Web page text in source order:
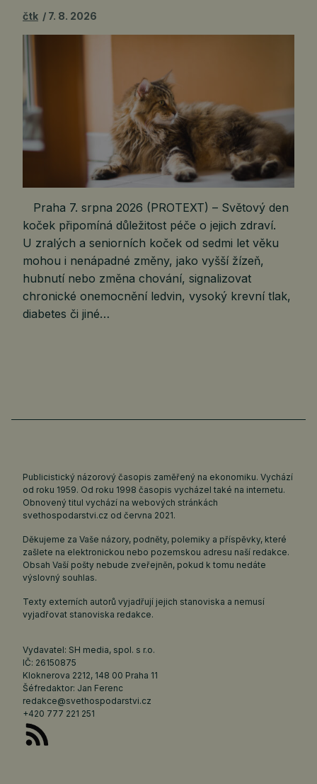
čtk 7. 8. 2026
Praha 7. srpna 2026 (PROTEXT) – Světový den
koček připomíná důležitost péče o jejich zdraví.
U zralých a seniorních koček od sedmi let věku
mohou i nenápadné změny, jako vyšší žízeň,
hubnutí nebo změna chování, signalizovat
chronické onemocnění ledvin, vysoký krevní tlak,
diabetes či jiné…
Publicistický názorový časopis zaměřený na ekonomiku. Vychází
od roku 1959. Od roku 1998 časopis vycházel také na internetu.
Obnovený titul vychází na webových stránkách
svethospodarstvi.cz od června 2021.
Děkujeme za Vaše názory, podněty, polemiky a příspěvky, které
zašlete na elektronickou nebo pozemskou adresu naší redakce.
Obsah Vaší pošty nebude zveřejněn, pokud k tomu nedáte
výslovný souhlas.
Texty externích autorů vyjadřují jejich stanoviska a nemusí
vyjadřovat stanoviska redakce.
Vydavatel: SH media, spol. s r.o.
IČ: 26150875
Kloknerova 2212, 148 00 Praha 11
Šéfredaktor: Jan Ferenc
redakce@svethospodarstvi.cz
+420 777 221 251